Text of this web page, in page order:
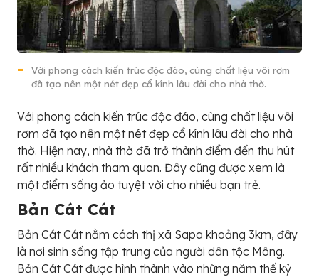
Với phong cách kiến trúc độc đáo, cùng chất liệu vôi rơm
đã tạo nên một nét đẹp cổ kính lâu đời cho nhà thờ.
Với phong cách kiến trúc độc đáo, cùng chất liệu vôi
rơm đã tạo nên một nét đẹp cổ kính lâu đời cho nhà
thờ. Hiện nay, nhà thờ đã trở thành điểm đến thu hút
rất nhiều khách tham quan. Đây cũng được xem là
một điểm sống ảo tuyệt vời cho nhiều bạn trẻ.
Bản Cát Cát
Bản Cát Cát nằm cách thị xã Sapa khoảng 3km, đây
là nơi sinh sống tập trung của người dân tộc Mông.
Bản Cát Cát được hình thành vào những năm thế kỷ